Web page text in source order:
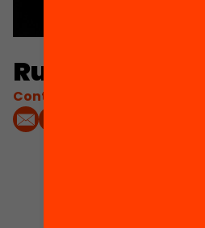
Ruha Benjamin
Contacta'm: